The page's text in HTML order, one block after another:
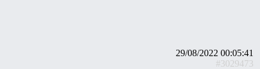
29/08/2022 00:05:41
#3029473